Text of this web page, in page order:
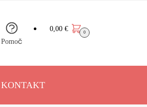
Pomoč
0,00 € 0
KONTAKT